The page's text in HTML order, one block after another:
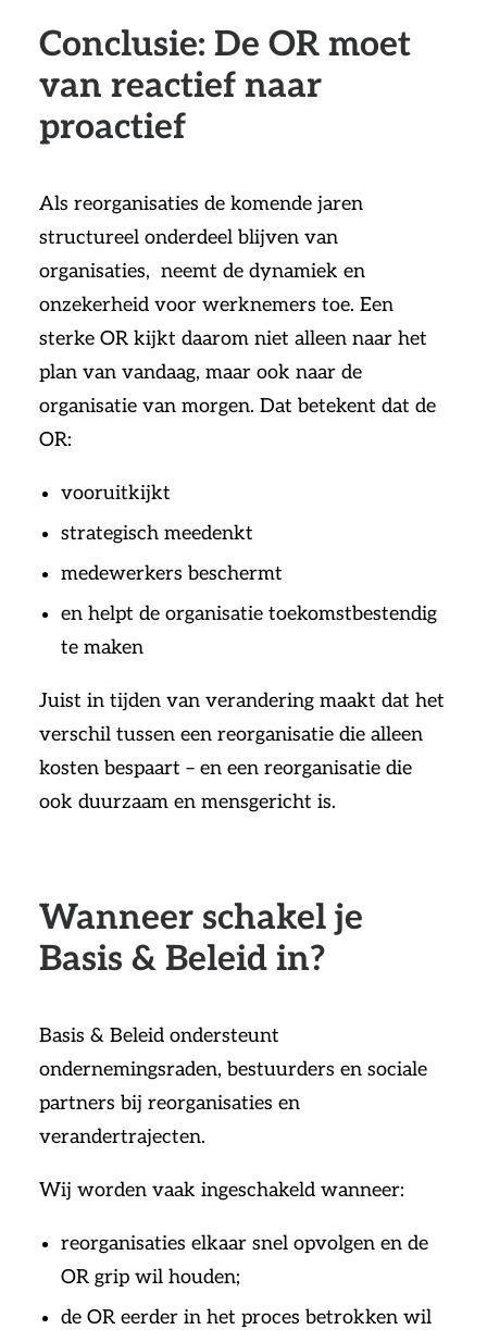
Conclusie: De OR moet
van reactief naar
proactief
Als reorganisaties de komende jaren
structureel onderdeel blijven van
organisaties, neemt de dynamiek en
onzekerheid voor werknemers toe. Een
sterke OR kijkt daarom niet alleen naar het
plan van vandaag, maar ook naar de
organisatie van morgen. Dat betekent dat de
OR:
vooruitkijkt
strategisch meedenkt
medewerkers beschermt
en helpt de organisatie toekomstbestendig
te maken
Juist in tijden van verandering maakt dat het
verschil tussen een reorganisatie die alleen
kosten bespaart – en een reorganisatie die
ook duurzaam en mensgericht is.
Wanneer schakel je
Basis & Beleid in?
Basis & Beleid ondersteunt
ondernemingsraden, bestuurders en sociale
partners bij reorganisaties en
verandertrajecten.
Wij worden vaak ingeschakeld wanneer:
reorganisaties elkaar snel opvolgen en de
OR grip wil houden;
de OR eerder in het proces betrokken wil